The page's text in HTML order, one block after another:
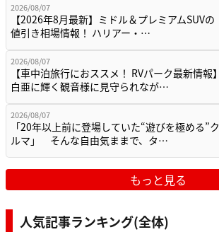
2026/08/07
【2026年8月最新】ミドル＆プレミアムSUVの
値引き相場情報！ ハリアー・…
2026/08/07
【車中泊旅行におススメ！ RVパーク最新情報】
白亜に輝く観音様に見守られなが…
2026/08/07
「20年以上前に登場していた“遊びを極める”ク
ルマ」 そんな自由気ままで、タ…
もっと見る
人気記事ランキング(全体)